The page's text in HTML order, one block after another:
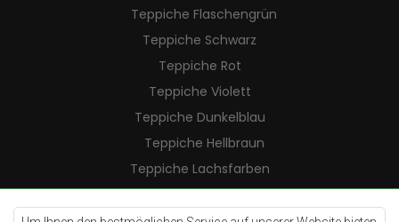
Teppiche Flaschengrün
Teppiche Schwarz
Teppiche Rot
Teppiche Violett
Teppiche Dunkelblau
Teppiche Hellbraun
Teppiche Lachsfarben
Teppiche Cremefarben